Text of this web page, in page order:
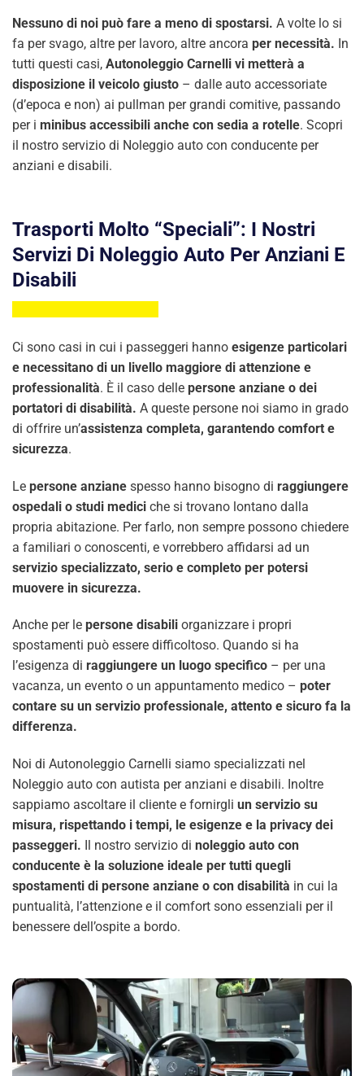
Nessuno di noi può fare a meno di spostarsi. A volte lo si
fa per svago, altre per lavoro, altre ancora per necessità. In
tutti questi casi, Autonoleggio Carnelli vi metterà a
disposizione il veicolo giusto – dalle auto accessoriate
(d’epoca e non) ai pullman per grandi comitive, passando
per i minibus accessibili anche con sedia a rotelle. Scopri
il nostro servizio di Noleggio auto con conducente per
anziani e disabili.
Trasporti Molto “speciali”: I Nostri
Servizi Di Noleggio Auto Per Anziani E
Disabili
Ci sono casi in cui i passeggeri hanno esigenze particolari
e necessitano di un livello maggiore di attenzione e
professionalità. È il caso delle persone anziane o dei
portatori di disabilità. A queste persone noi siamo in grado
di offrire un’assistenza completa, garantendo comfort e
sicurezza.
Le persone anziane spesso hanno bisogno di raggiungere
ospedali o studi medici che si trovano lontano dalla
propria abitazione. Per farlo, non sempre possono chiedere
a familiari o conoscenti, e vorrebbero affidarsi ad un
servizio specializzato, serio e completo per potersi
muovere in sicurezza.
Anche per le persone disabili organizzare i propri
spostamenti può essere difficoltoso. Quando si ha
l’esigenza di raggiungere un luogo specifico – per una
vacanza, un evento o un appuntamento medico – poter
contare su un servizio professionale, attento e sicuro fa la
differenza.
Noi di Autonoleggio Carnelli siamo specializzati nel
Noleggio auto con autista per anziani e disabili. Inoltre
sappiamo ascoltare il cliente e fornirgli un servizio su
misura, rispettando i tempi, le esigenze e la privacy dei
passeggeri. Il nostro servizio di noleggio auto con
conducente è la soluzione ideale per tutti quegli
spostamenti di persone anziane o con disabilità in cui la
puntualità, l’attenzione e il comfort sono essenziali per il
benessere dell’ospite a bordo.